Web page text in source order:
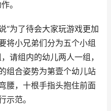
。
“为了待会大家玩游戏更加
将小兄弟们分为五个小组
请组内的幼儿两人一组，
组合姿势为第壹个幼儿站
腰，十根手指头抱住前面
示范。